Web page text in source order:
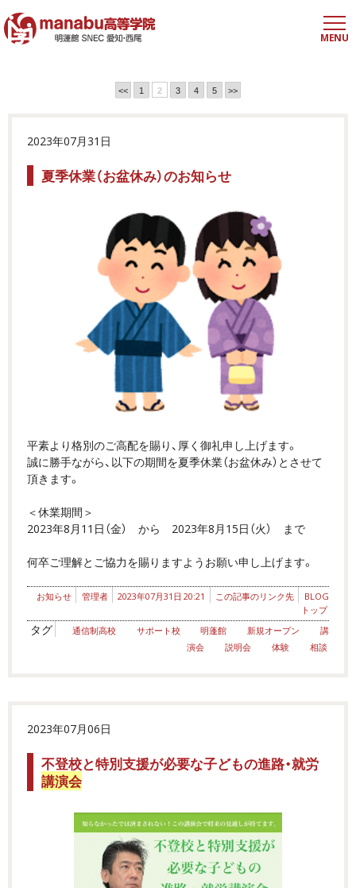
MENU
<< 1 2 3 4 5 >>
2023年07月31日
夏季休業（お盆休み）のお知らせ
平素より格別のご高配を賜り、厚く御礼申し上げます。
誠に勝手ながら、以下の期間を夏季休業（お盆休み）とさせて
頂きます。
＜休業期間＞
2023年8月11日（金） から 2023年8月15日（火） まで
何卒ご理解とご協力を賜りますようお願い申し上げます。
お知らせ 管理者 2023年07月31日 20:21 この記事のリンク先
BLOG
トップ
タグ 通信制高校 サポート校 明蓬館 新規オープン
講
演会
説明会 体験 相談
2023年07月06日
不登校と特別支援が必要な子どもの進路・就労
講演会